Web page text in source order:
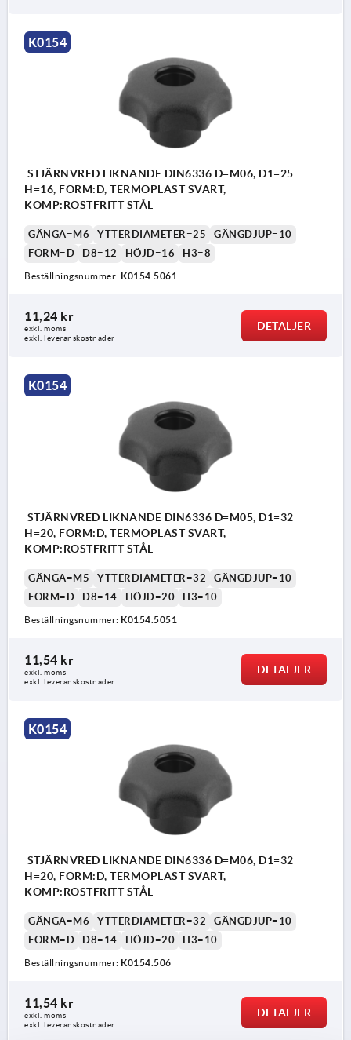
K0154
STJÄRNVRED LIKNANDE DIN6336 D=M06, D1=25
H=16, FORM:D, TERMOPLAST SVART,
KOMP:ROSTFRITT STÅL
GÄNGA=M6 YTTERDIAMETER=25
GÄNGDJUP=10
FORM=D
D8=12 HÖJD=16 H3=8
Beställningsnummer: K0154.5061
11,24 kr
exkl. moms
exkl. leveranskostnader
DETALJER
K0154
STJÄRNVRED LIKNANDE DIN6336 D=M05, D1=32
H=20, FORM:D, TERMOPLAST SVART,
KOMP:ROSTFRITT STÅL
GÄNGA=M5 YTTERDIAMETER=32
GÄNGDJUP=10
FORM=D
D8=14 HÖJD=20 H3=10
Beställningsnummer: K0154.5051
11,54 kr
exkl. moms
exkl. leveranskostnader
DETALJER
K0154
STJÄRNVRED LIKNANDE DIN6336 D=M06, D1=32
H=20, FORM:D, TERMOPLAST SVART,
KOMP:ROSTFRITT STÅL
GÄNGA=M6 YTTERDIAMETER=32
GÄNGDJUP=10
FORM=D
D8=14 HÖJD=20 H3=10
Beställningsnummer: K0154.506
11,54 kr
exkl. moms
exkl. leveranskostnader
DETALJER